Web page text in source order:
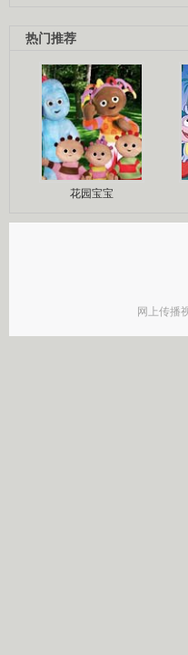
热门推荐
花园宝宝
网上传播